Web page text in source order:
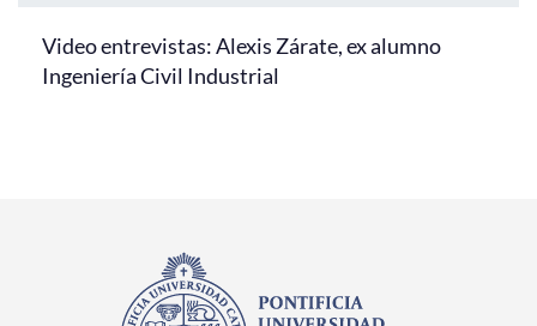
Video entrevistas: Alexis Zárate, ex alumno
Ingeniería Civil Industrial